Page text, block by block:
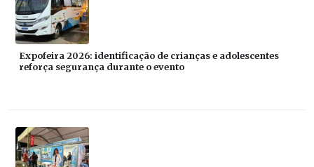
Expofeira 2026: identificação de crianças e adolescentes
reforça segurança durante o evento